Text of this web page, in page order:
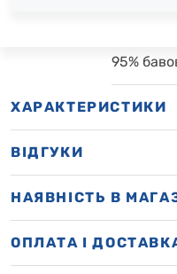
95%
ХАРАКТЕРИСТИКИ
ВІДГУКИ
НАЯВНІСТЬ В
OПЛАТА І